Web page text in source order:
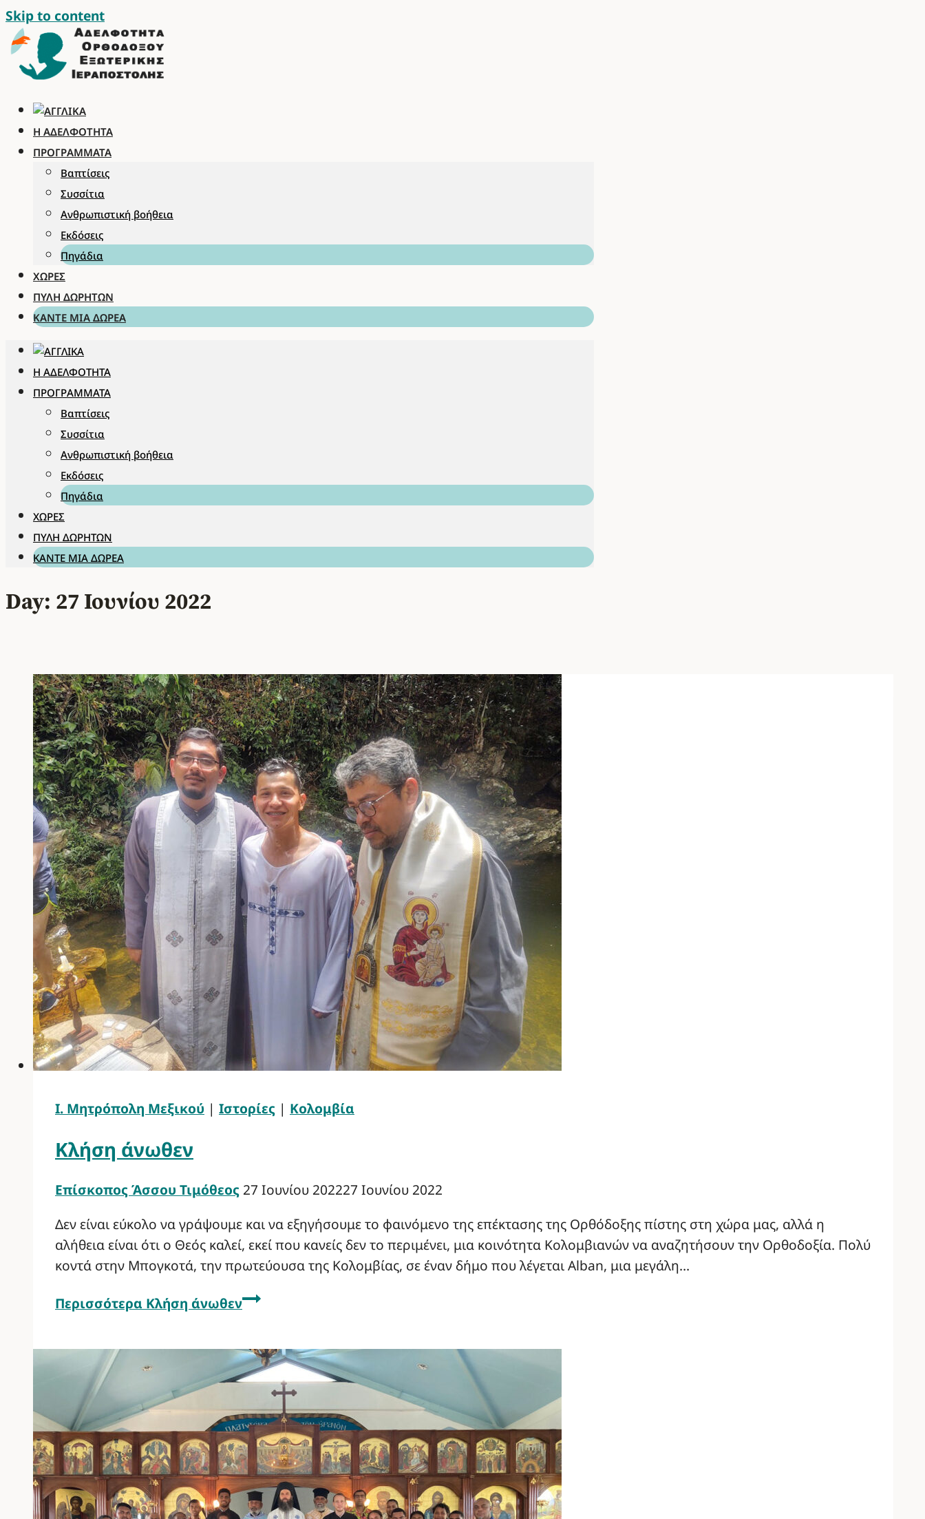
Skip to content
Η ΑΔΕΛΦΌΤΗΤΑ
ΠΡΟΓΡΆΜΜΑΤΑ
Βαπτίσεις
Συσσίτια
Ανθρωπιστική βοήθεια
Εκδόσεις
Πηγάδια
ΧΏΡΕΣ
ΠΎΛΗ ΔΩΡΗΤΏΝ
ΚΆΝΤΕ ΜΊΑ ΔΩΡΕΆ
Η ΑΔΕΛΦΌΤΗΤΑ
ΠΡΟΓΡΆΜΜΑΤΑ
Βαπτίσεις
Συσσίτια
Ανθρωπιστική βοήθεια
Εκδόσεις
Πηγάδια
ΧΏΡΕΣ
ΠΎΛΗ ΔΩΡΗΤΏΝ
ΚΆΝΤΕ ΜΊΑ ΔΩΡΕΆ
Day: 27 Ιουνίου 2022
Ι. Μητρόπολη Μεξικού | Ιστορίες | Κολομβία
Κλήση άνωθεν
Επίσκοπος Άσσου Τιμόθεος 27 Ιουνίου 202227 Ιουνίου 2022
Δεν είναι εύκολο να γράψουμε και να εξηγήσουμε το φαινόμενο της επέκτασης της Ορθόδοξης πίστης στη χώρα μας, αλλά η
αλήθεια είναι ότι ο Θεός καλεί, εκεί που κανείς δεν το περιμένει, μια κοινότητα Κολομβιανών να αναζητήσουν την Ορθοδοξία. Πολύ
κοντά στην Μπογκοτά, την πρωτεύουσα της Κολομβίας, σε έναν δήμο που λέγεται Alban, μια μεγάλη…
Περισσότερα Κλήση άνωθεν